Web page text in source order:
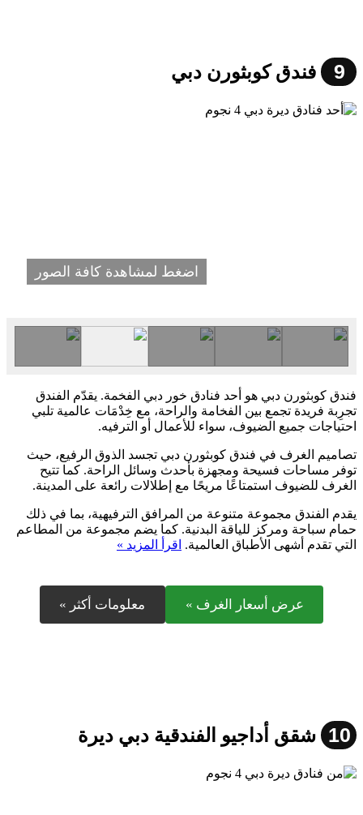
9 فندق كوبثورن دبي
اضغط لمشاهدة كافة الصور
فندق كوبثورن دبي هو أحد فنادق خور دبي الفخمة. يقدّم الفندق
تجرِبة فريدة تجمع بين الفخامة والراحة، مع خِدْمَات عالمية تلبي
احتياجات جميع الضيوف، سواء للأعمال أو الترفيه.
تصاميم الغرف في فندق كوبثورن دبي تجسد الذوق الرفيع، حيث
توفر مساحات فسيحة ومجهزة بأحدث وسائل الراحة. كما تتيح
الغرف للضيوف استمتاعًا مريحًا مع إطلالات رائعة على المدينة.
يقدم الفندق مجموعة متنوعة من المرافق الترفيهية، بما في ذلك
حمام سباحة ومركز للياقة البدنية. كما يضم مجموعة من المطاعم
التي تقدم أشهى الأطباق العالمية. اقرأ المزيد »
عرض أسعار الغرف » معلومات أكثر »
10 شقق أداجيو الفندقية دبي ديرة